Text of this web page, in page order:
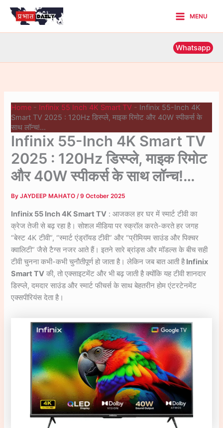
Skip
Menu
MENU
Whatsapp
Home - Infinix 55 Inch 4K Smart TV - Infinix 55-Inch 4K
Smart TV 2025 : 120Hz डिस्प्ले, माइक रिमोट और 40W स्पीकर्स के
साथ लॉन्च!…
Infinix 55-Inch 4K Smart TV
2025 : 120Hz डिस्प्ले, माइक रिमोट
और 40W स्पीकर्स के साथ लॉन्च!…
ByJAYDEEP MAHATO/9 October 2025
Infinix 55 Inch 4K Smart TV : आजकल हर घर में स्मार्ट टीवी का
क्रेज तेजी से बढ़ रहा है। सोशल मीडिया पर स्क्रॉल करते-करते हर जगह
“बेस्ट 4K टीवी”, “स्मार्ट एंड्रॉयड टीवी” और “प्रीमियम साउंड और पिक्चर
क्वालिटी” जैसे टैग्स नजर आते हैं। इतने सारे ब्रांड्स और मॉडल्स के बीच सही
टीवी चुनना कभी-कभी चुनौतीपूर्ण हो जाता है। लेकिन जब बात आती हैInfinix
Smart TV की, तो एक्साइटमेंट और भी बढ़ जाती है क्योंकि यह टीवी शानदार
डिस्प्ले, दमदार साउंड और स्मार्ट फीचर्स के साथ बेहतरीन होम एंटरटेनमेंट
एक्सपीरियंस देता है।